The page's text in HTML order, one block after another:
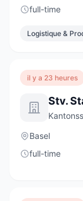
full-time
Logistique &
il y a 23 heures
Basel
full-time